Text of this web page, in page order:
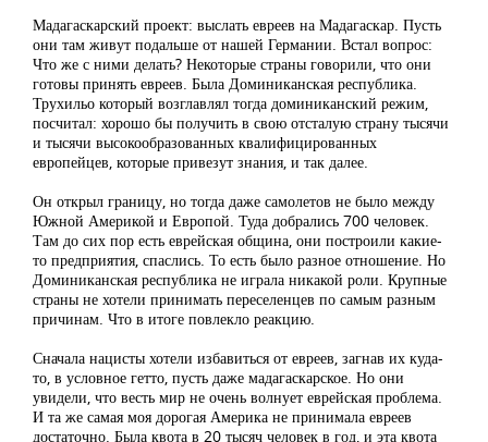
Мадагаскарский проект: выслать евреев на Мадагаскар. Пусть
они там живут подальше от нашей Германии. Встал вопрос:
Что же с ними делать? Некоторые страны говорили, что они
готовы принять евреев. Была Доминиканская республика.
Трухильо который возглавлял тогда доминиканский режим,
посчитал: хорошо бы получить в свою отсталую страну тысячи
и тысячи высокообразованных квалифицированных
европейцев, которые привезут знания, и так далее.
Он открыл границу, но тогда даже самолетов не было между
Южной Америкой и Европой. Туда добрались 700 человек.
Там до сих пор есть еврейская община, они построили какие-
то предприятия, спаслись. То есть было разное отношение. Но
Доминиканская республика не играла никакой роли. Крупные
страны не хотели принимать переселенцев по самым разным
причинам. Что в итоге повлекло реакцию.
Сначала нацисты хотели избавиться от евреев, загнав их куда-
то, в условное гетто, пусть даже мадагаскарское. Но они
увидели, что весть мир не очень волнует еврейская проблема.
И та же самая моя дорогая Америка не принимала евреев
достаточно. Была квота в 20 тысяч человек в год, и эта квота